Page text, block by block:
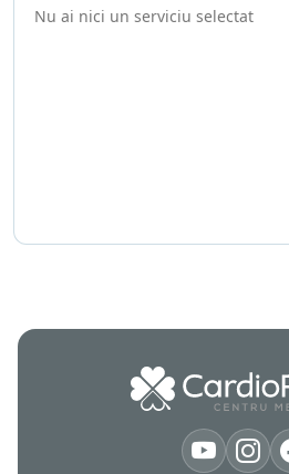
Nu ai nici un serviciu selectat